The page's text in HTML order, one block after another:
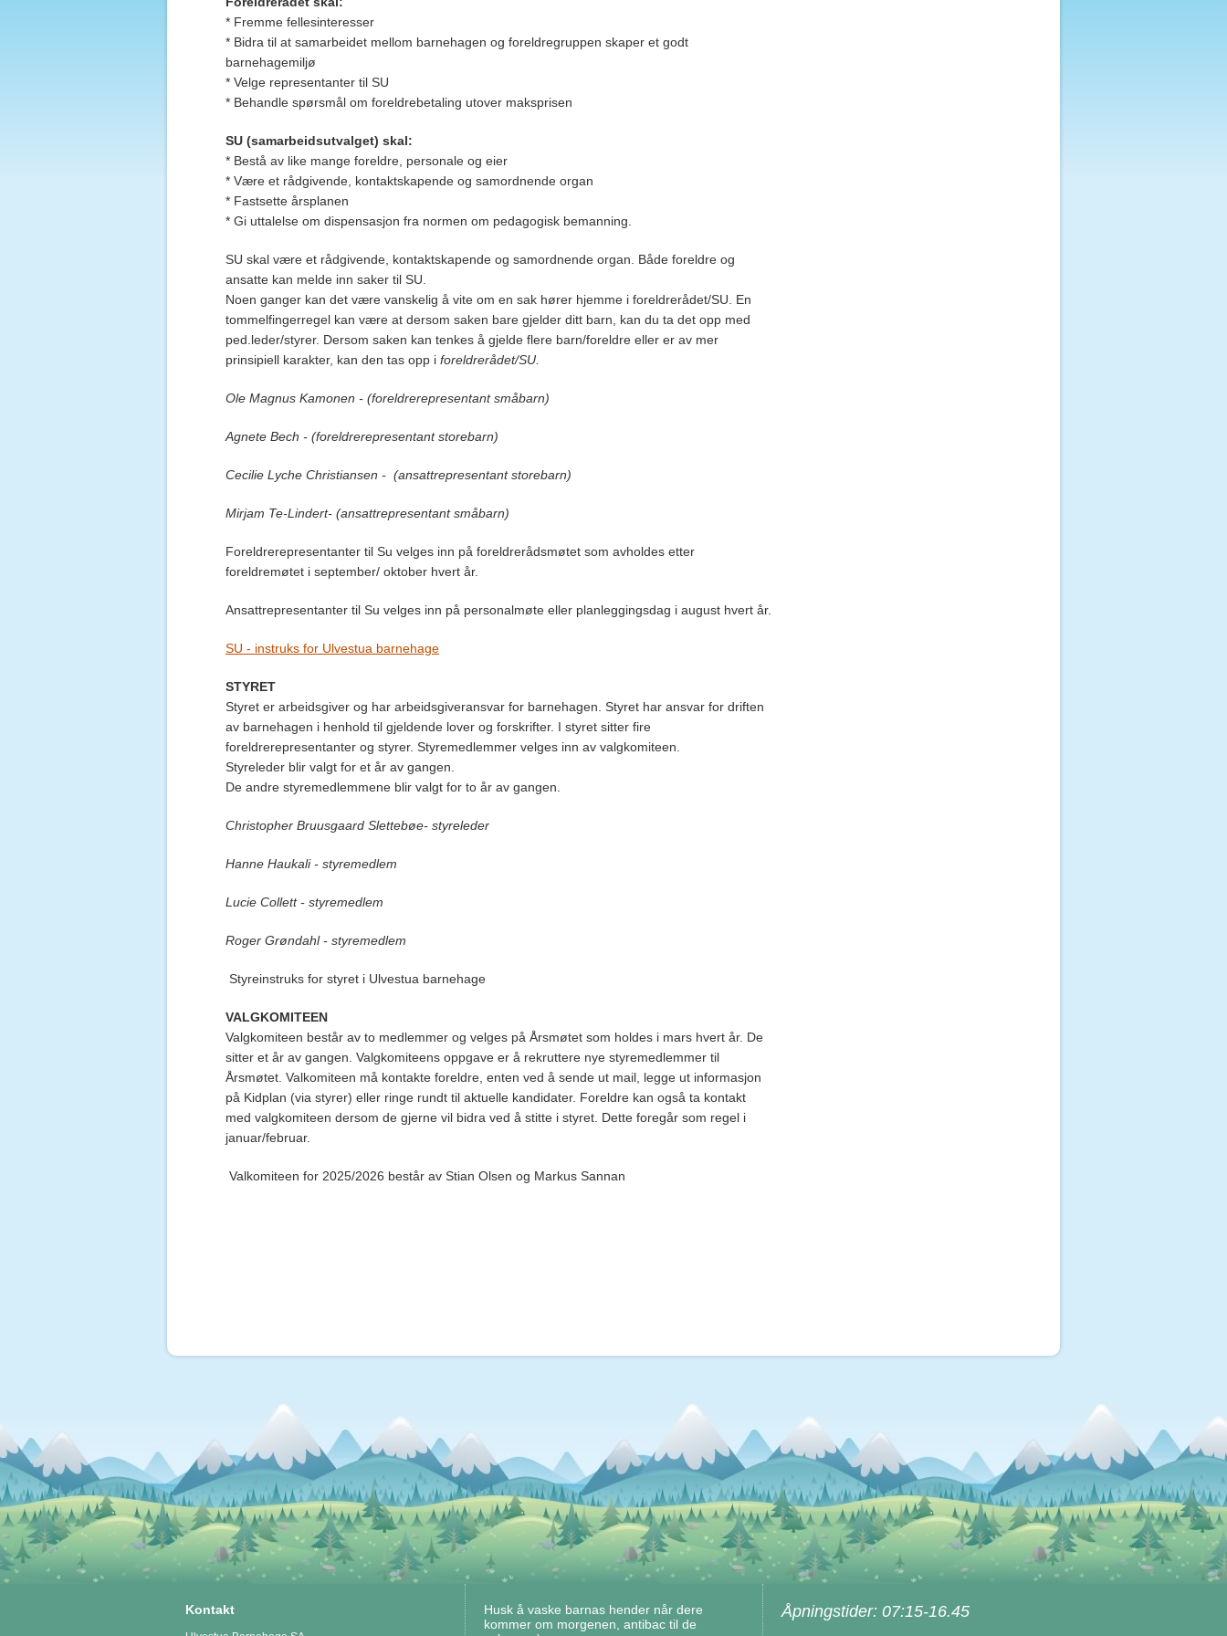
* Fremme fellesinteresser
* Bidra til at samarbeidet mellom barnehagen og foreldregruppen skaper et godt
barnehagemiljø
* Velge representanter til SU
* Behandle spørsmål om foreldrebetaling utover maksprisen
SU (samarbeidsutvalget) skal:
* Bestå av like mange foreldre, personale og eier
* Være et rådgivende, kontaktskapende og samordnende organ
* Fastsette årsplanen
* Gi uttalelse om dispensasjon fra normen om pedagogisk bemanning.
SU skal være et rådgivende, kontaktskapende og samordnende organ. Både foreldre og
ansatte kan melde inn saker til SU.
Noen ganger kan det være vanskelig å vite om en sak hører hjemme i foreldrerådet/SU. En
tommelfingerregel kan være at dersom saken bare gjelder ditt barn, kan du ta det opp med
ped.leder/styrer. Dersom saken kan tenkes å gjelde flere barn/foreldre eller er av mer
prinsipiell karakter, kan den tas opp i foreldrerådet/SU.
Ole Magnus Kamonen - (foreldrerepresentant småbarn)
Agnete Bech - (foreldrerepresentant storebarn)
Cecilie Lyche Christiansen - (ansattrepresentant storebarn)
Mirjam Te-Lindert- (ansattrepresentant småbarn)
Foreldrerepresentanter til Su velges inn på foreldrerådsmøtet som avholdes etter
foreldremøtet i september/ oktober hvert år.
Ansattrepresentanter til Su velges inn på personalmøte eller planleggingsdag i august hvert år.
SU - instruks for Ulvestua barnehage
STYRET
Styret er arbeidsgiver og har arbeidsgiveransvar for barnehagen. Styret har ansvar for driften
av barnehagen i henhold til gjeldende lover og forskrifter. I styret sitter fire
foreldrerepresentanter og styrer. Styremedlemmer velges inn av valgkomiteen.
Styreleder blir valgt for et år av gangen.
De andre styremedlemmene blir valgt for to år av gangen.
Christopher Bruusgaard Slettebøe- styreleder
Hanne Haukali - styremedlem
Lucie Collett- styremedlem
Roger Grøndahl - styremedlem
Styreinstruks for styret i Ulvestua barnehage
VALGKOMITEEN
Valgkomiteen består av to medlemmer og velges på Årsmøtet som holdes i mars hvert år. De
sitter et år av gangen. Valgkomiteens oppgave er å rekruttere nye styremedlemmer til
Årsmøtet. Valkomiteen må kontakte foreldre, enten ved å sende ut mail, legge ut informasjon
på Kidplan (via styrer) eller ringe rundt til aktuelle kandidater. Foreldre kan også ta kontakt
med valgkomiteen dersom de gjerne vil bidra ved å stitte i styret. Dette foregår som regel i
januar/februar.
Valkomiteen for 2025/2026 består av Stian Olsen og Markus Sannan
Kontakt
Husk å vaske barnas hender når dere
kommer om morgenen, antibac til de
Åpningstider: 07:15-16.45